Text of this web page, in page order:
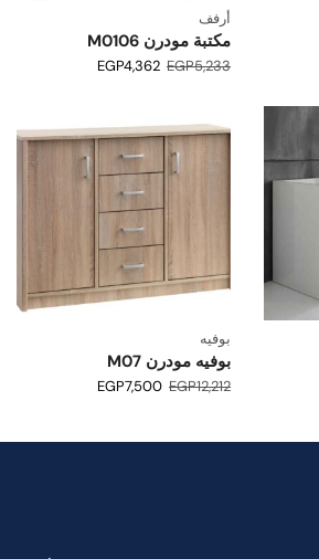
أرفف
مكتبة مودرن M0106
EGP5,233
EGP4,362
بوفيه
بوفيه مودرن M07
EGP12,212
EGP7,500